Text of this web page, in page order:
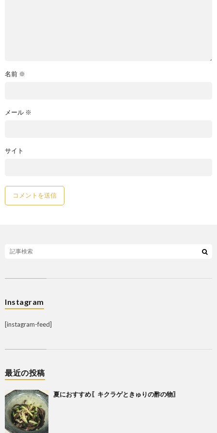
名前 ※
メール ※
サイト
Instagram
[instagram-feed]
最近の投稿
夏におすすめ〖キクラゲときゅりの酢の物〗